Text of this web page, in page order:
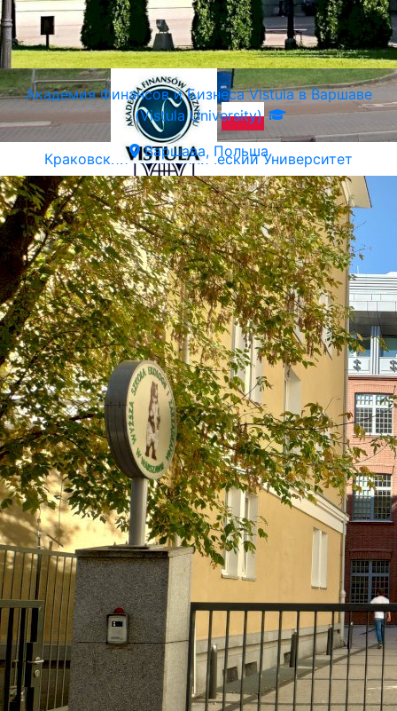
Краковский Политехнический Университет
Краков, Польша
Академия Финансов и Бизнеса Vistula в Варшаве
(Vistula University)
Варшава, Польша